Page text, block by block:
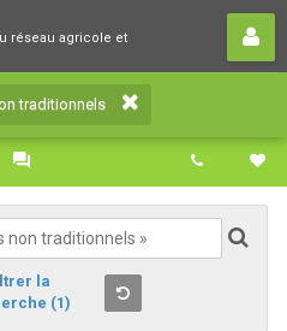
réseau agricole et
traditionnels
du réseau agricole et
traditionnels
la
(1)